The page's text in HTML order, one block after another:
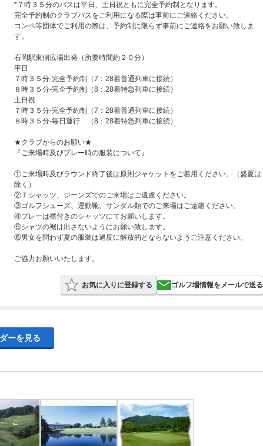
*７時３５分のバスは平日、土日祝ともに完全予約制となります。
完全予約制のクラブバスをご利用になる際は事前にご連絡ください。
コンペ等団体でご利用の際は、予約制に限らず事前にご連絡をお願い致しま
す。
石岡駅東側広場出発（所要時間約２０分）
平日
７時３５分-完全予約制（7：28着普通列車に接続）
８時３５分-完全予約制（8：28着特急列車に接続）
土日祝
７時３５分-完全予約制（7：28着普通列車に接続）
８時３５分-毎日運行 （8：28着特急列車に接続）
★クラブからのお願い★
『ご来場時及びプレー時の服装について』
①ご来場時及びラウンド終了後は原則ジャケットをご着用ください。（盛夏は
除く）
②Ｔシャッツ、ジーンズでのご来場はご遠慮ください。
③ゴルフシューズ、運動靴、サンダル類でのご来場はご遠慮ください。
④プレーは襟付きのシャッツにてお願いします。
⑤シャツの裾は出さないようにお願い致します。
⑥男女を問わず夏の服装は過度に解放的とならないようご注意ください。
ご協力お願いいたします。
お気に入りに登録する ゴルフ場情報をメールで送る
ーを見る